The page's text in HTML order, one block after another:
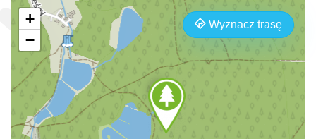
Wyznacz trasę
+
−